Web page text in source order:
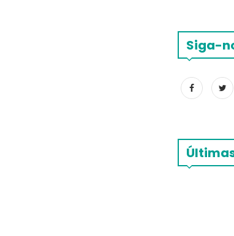
Siga-